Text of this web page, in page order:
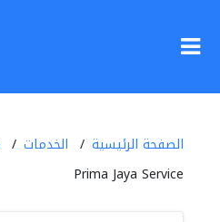
الصفحة الرئيسية الخدمات
Prima Jaya Service